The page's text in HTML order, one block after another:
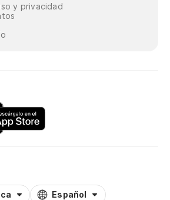
y privacidad
Español